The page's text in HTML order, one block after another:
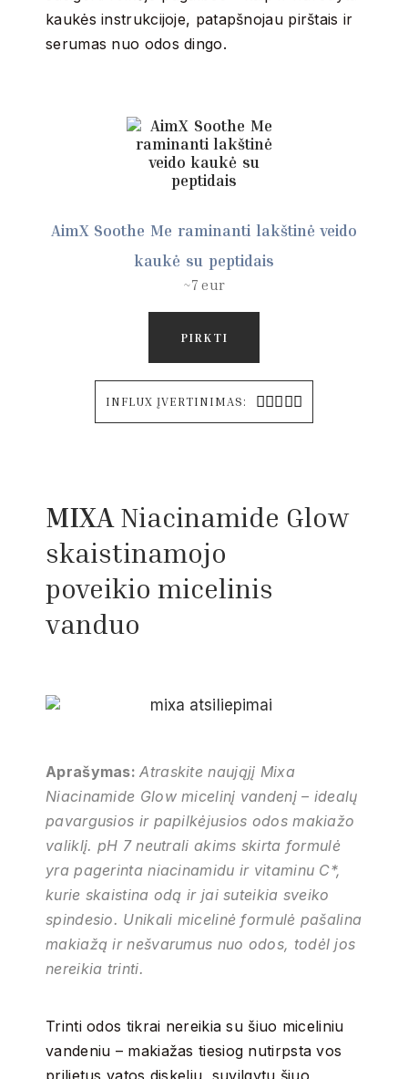
kaukės instrukcijoje, patapšnojau pirštais ir
serumas nuo odos dingo.
AimX Soothe Me raminanti lakštinė veido
kaukė su peptidais
~7 eur
PIRKTI
INFLUX ĮVERTINIMAS:     
MIXA Niacinamide Glow
skaistinamojo
poveikio micelinis
vanduo
Aprašymas:Atraskite naująjį Mixa
Niacinamide Glow micelinį vandenį – idealų
pavargusios ir papilkėjusios odos makiažo
valiklį. pH 7 neutrali akims skirta formulė
yra pagerinta niacinamidu ir vitaminu C*,
kurie skaistina odą ir jai suteikia sveiko
spindesio. Unikali micelinė formulė pašalina
makiažą ir nešvarumus nuo odos, todėl jos
nereikia trinti.
Trinti odos tikrai nereikia su šiuo miceliniu
vandeniu – makiažas tiesiog nutirpsta vos